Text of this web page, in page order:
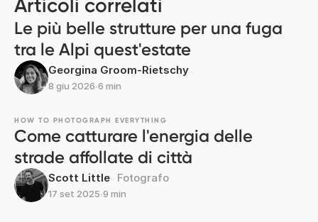
Articoli correlati
Le più belle strutture per una fuga
tra le Alpi quest'estate
Georgina Groom-Rietschy
8 giu 2026∙6 min
HOW TO PHOTOGRAPH EVERYTHING
Come catturare l'energia delle
strade affollate di città
Scott Little Fotografo
17 set 2025∙9 min